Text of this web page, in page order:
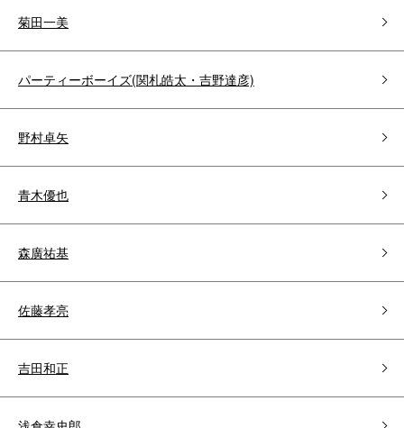
菊田一美
パーティーボーイズ(関札皓太・吉野達彦)
野村卓矢
青木優也
森廣祐基
佐藤孝亮
吉田和正